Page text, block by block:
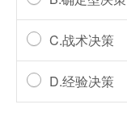
C.战术决策
D.经验决策